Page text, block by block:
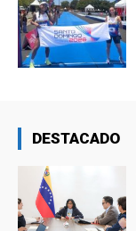
DESTACADO